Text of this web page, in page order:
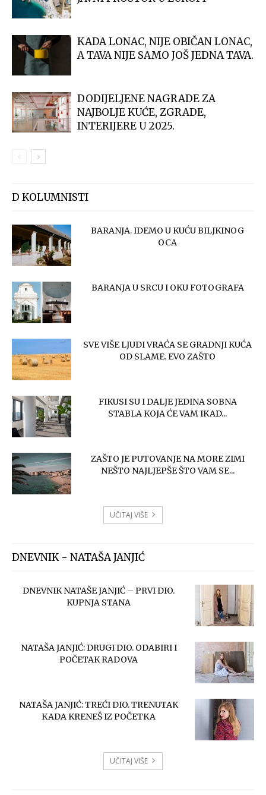
KADA LONAC, NIJE OBIČAN LONAC,
A TAVA NIJE SAMO JOŠ JEDNA TAVA.
DODIJELJENE NAGRADE ZA
NAJBOLJE KUĆE, ZGRADE,
INTERIJERE U 2025.
D KOLUMNISTI
BARANJA. IDEMO U KUĆU BILJKINOG
OCA
BARANJA U SRCU I OKU FOTOGRAFA
SVE VIŠE LJUDI VRAĆA SE GRADNJI KUĆA
OD SLAME. EVO ZAŠTO
FIKUSI SU I DALJE JEDINA SOBNA
STABLA KOJA ĆE VAM IKAD...
ZAŠTO JE PUTOVANJE NA MORE ZIMI
NEŠTO NAJLJEPŠE ŠTO VAM SE...
UČITAJ VIŠE
DNEVNIK - NATAŠA JANJIĆ
DNEVNIK NATAŠE JANJIĆ – PRVI DIO.
KUPNJA STANA
NATAŠA JANJIĆ: DRUGI DIO. ODABIRI I
POČETAK RADOVA
NATAŠA JANJIĆ: TREĆI DIO. TRENUTAK
KADA KRENEŠ IZ POČETKA
UČITAJ VIŠE